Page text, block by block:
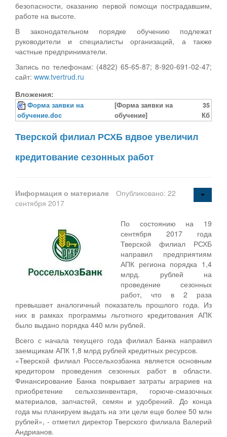
безопасности, оказанию первой помощи пострадавшим,
работе на высоте.
В законодательном порядке обучению подлежат
руководители и специалисты организаций, а также
частные предприниматели.
Запись по телефонам: (4822) 65-65-87; 8-920-691-02-47;
сайт: www.tvertrud.ru
Вложения:
Форма заявки на
обучение.doc
[Форма заявки на
обучение]
35
Кб
Тверской филиал РСХБ вдвое увеличил
кредитование сезонных работ
Информация о материале
Опубликовано: 22
сентября 2017
По состоянию на 19
сентября 2017 года
Тверской филиал РСХБ
направил предприятиям
АПК региона порядка 1,4
млрд. рублей на
проведение сезонных
работ, что в 2 раза
превышает аналогичный показатель прошлого года. Из
них в рамках программы льготного кредитования АПК
было выдано порядка 440 млн рублей.
Всего с начала текущего года филиал Банка направил
заемщикам АПК 1,8 млрд рублей кредитных ресурсов.
«Тверской филиал Россельхозбанка является основным
кредитором проведения сезонных работ в области.
Финансирование Банка покрывает затраты аграриев на
приобретение сельхозинвентаря, горюче-смазочных
материалов, запчастей, семян и удобрений. До конца
года мы планируем выдать на эти цели еще более 50 млн
рублей», - отметил директор Тверского филиала Валерий
Андрианов.